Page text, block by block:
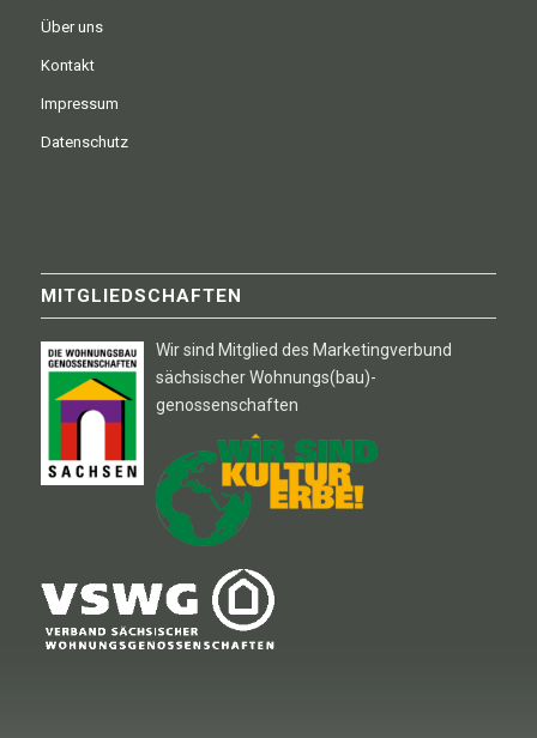
Über uns
Kontakt
Impressum
Datenschutz
MITGLIEDSCHAFTEN
Wir sind Mitglied des Marketingverbund
sächsischer Wohnungs(bau)-
genossenschaften